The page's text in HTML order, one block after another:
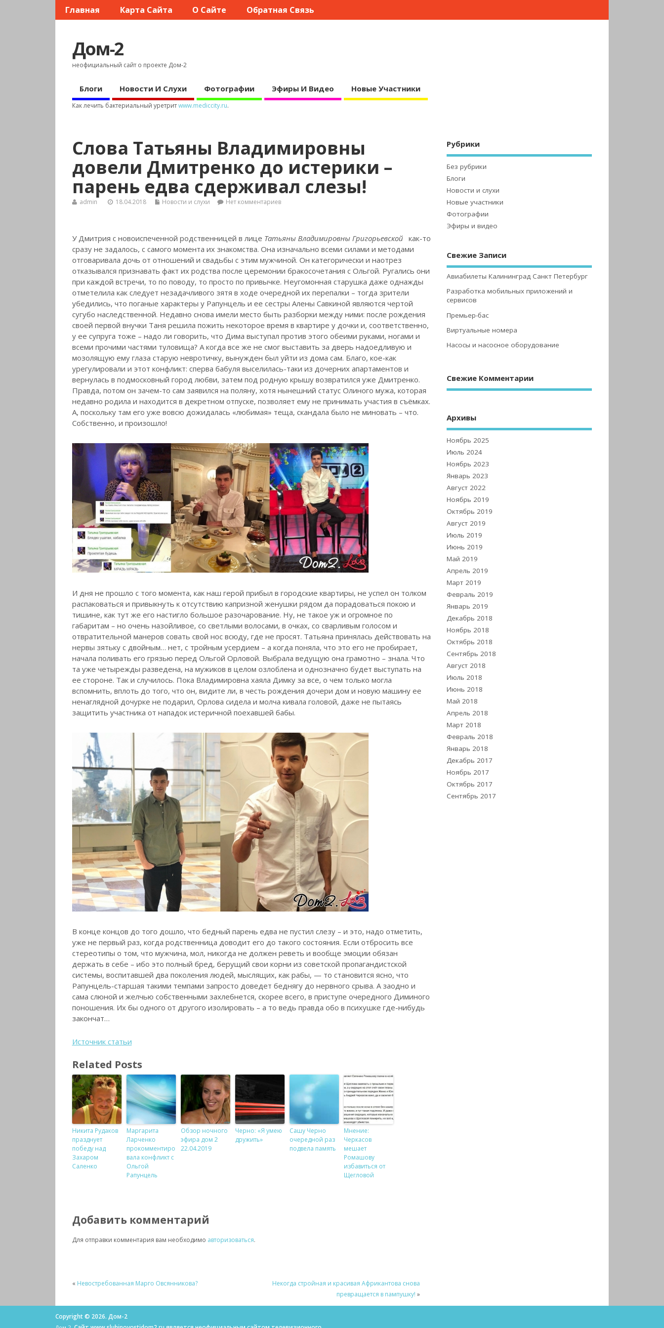
Главная Карта Сайта О Сайте Обратная Связь
Дом-2
неофициальный сайт о проекте Дом-2
Блоги Новости И Слухи Фотографии Эфиры И Видео Новые Участники
Как лечить бактериальный уретритwww.mediccity.ru.
Слова Татьяны Владимировны
довели Дмитренко до истерики –
парень едва сдерживал слезы!
admin 18.04.2018 Новости и слухи Нет комментариев
У Дмитрия с новоиспеченной родственницей в лице Татьяны Владимировны Григорьевской как-то
сразу не задалось, с самого момента их знакомства. Она изначально всеми силами и методами
отговаривала дочь от отношений и свадьбы с этим мужчиной. Он категорически и наотрез
отказывался признавать факт их родства после церемонии бракосочетания с Ольгой. Ругались они
при каждой встречи, то по поводу, то просто по привычке. Неугомонная старушка даже однажды
отметелила как следует незадачливого зятя в ходе очередной их перепалки – тогда зрители
убедились, что поганые характеры у Рапунцель и ее сестры Алены Савкиной являются чертой
сугубо наследственной. Недавно снова имели место быть разборки между ними: после рождения
своей первой внучки Таня решила пожить некоторое время в квартире у дочки и, соответственно,
у ее супруга тоже – надо ли говорить, что Дима выступал против этого обеими руками, ногами и
всеми прочими частями туловища? А когда все же не смог выставить за дверь надоедливую и
мозолящую ему глаза старую невротичку, вынужден был уйти из дома сам. Благо, кое-как
урегулировали и этот конфликт: сперва бабуля выселилась-таки из дочерних апартаментов и
вернулась в подмосковный город любви, затем под родную крышу возвратился уже Дмитренко.
Правда, потом он зачем-то сам заявился на поляну, хотя нынешний статус Олиного мужа, которая
недавно родила и находится в декретном отпуске, позволяет ему не принимать участия в съёмках.
А, поскольку там его уже вовсю дожидалась «любимая» теща, скандала было не миновать – что.
Собственно, и произошло!
И дня не прошло с того момента, как наш герой прибыл в городские квартиры, не успел он толком
распаковаться и привыкнуть к отсутствию капризной женушки рядом да порадоваться покою и
тишине, как тут же его настигло большое разочарование. Ну, не такое уж и огромное по
габаритам – но очень назойливое, со светлыми волосами, в очках, со сварливым голосом и
отвратительной манеров совать свой нос всюду, где не просят. Татьяна принялась действовать на
нервы зятьку с двойным… нет, с тройным усердием – а когда поняла, что это его не пробирает,
начала поливать его грязью перед Ольгой Орловой. Выбрала ведущую она грамотно – знала. Что
та уже четырежды разведена, на мужиков в целом озлоблена и однозначно будет выступать на
ее стороне. Так и случилось. Пока Владимировна хаяла Димку за все, о чем только могла
вспомнить, вплоть до того, что он, видите ли, в честь рождения дочери дом и новую машину ее
ненаглядной дочурке не подарил, Орлова сидела и молча кивала головой, даже не пытаясь
защитить участника от нападок истеричной поехавшей бабы.
В конце концов до того дошло, что бедный парень едва не пустил слезу – и это, надо отметить,
уже не первый раз, когда родственница доводит его до такого состояния. Если отбросить все
стереотипы о том, что мужчина, мол, никогда не должен реветь и вообще эмоции обязан
держать в себе – ибо это полный бред, берущий свои корни из советской пропагандистской
системы, воспитавшей два поколения людей, мыслящих, как рабы, — то становится ясно, что
Рапунцель-старшая такими темпами запросто доведет беднягу до нервного срыва. А заодно и
сама слюной и желчью собственными захлебнется, скорее всего, в приступе очередного Диминого
поношения. Их бы одного от другого изолировать – а то ведь правда обо в психушке где-нибудь
закончат…
Источник статьи
Related Posts
Никита Рудаков
празднует
победу над
Захаром
Саленко
Маргарита
Ларченко
прокомментиро
вала конфликт с
Ольгой
Рапунцель
Обзор ночного
эфира дом 2
22.04.2019
Черно: «Я умею
дружить»
Сашу Черно
очередной раз
подвела память
Мнение:
Черкасов
мешает
Ромашову
избавиться от
Щегловой
Добавить комментарий
Для отправки комментария вам необходимо авторизоваться.
« Невостребованная Марго Овсянникова?
Некогда стройная и красивая Африкантова снова
превращается в пампушку! »
Рубрики
Без рубрики
Блоги
Новости и слухи
Новые участники
Фотографии
Эфиры и видео
Свежие Записи
Авиабилеты Калининград Санкт Петербург
Разработка мобильных приложений и
сервисов
Премьер-бас
Виртуальные номера
Насосы и насосное оборудование
Свежие Комментарии
Архивы
Ноябрь 2025
Июль 2024
Ноябрь 2023
Январь 2023
Август 2022
Ноябрь 2019
Октябрь 2019
Август 2019
Июль 2019
Июнь 2019
Май 2019
Апрель 2019
Март 2019
Февраль 2019
Январь 2019
Декабрь 2018
Ноябрь 2018
Октябрь 2018
Сентябрь 2018
Август 2018
Июль 2018
Июнь 2018
Май 2018
Апрель 2018
Март 2018
Февраль 2018
Январь 2018
Декабрь 2017
Ноябрь 2017
Октябрь 2017
Сентябрь 2017
Copyright © 2026. Дом-2